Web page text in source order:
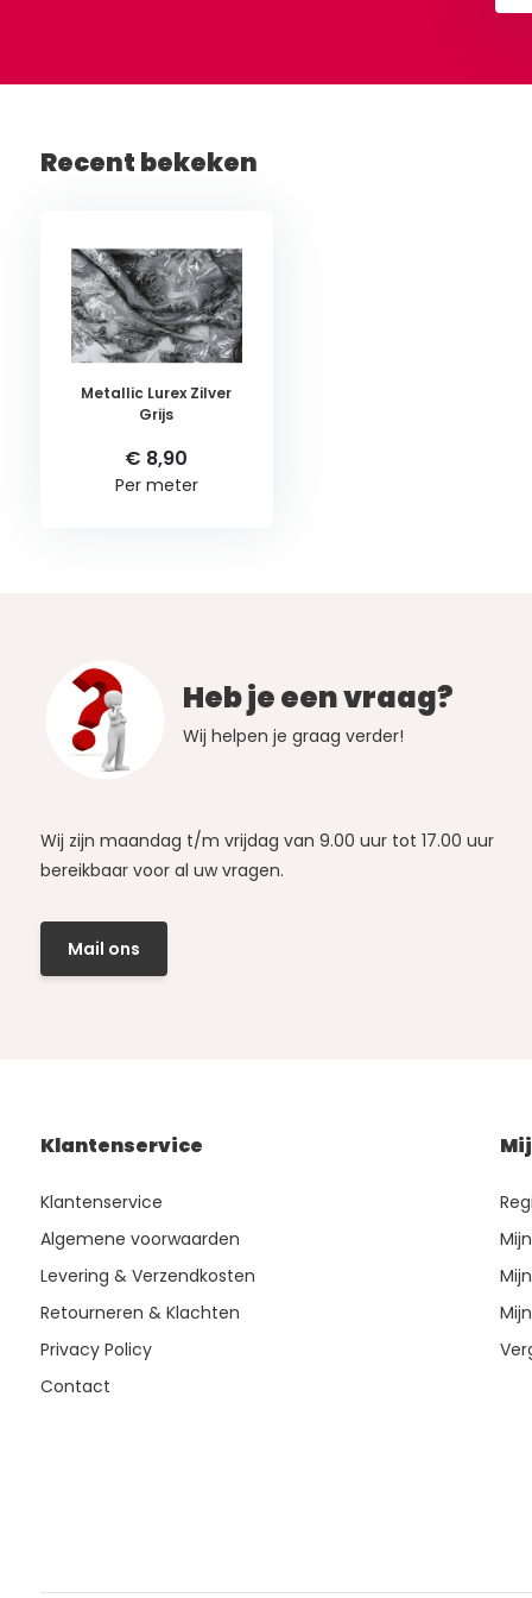
Recent bekeken
Metallic Lurex Zilver
Grijs
€ 8,90
Per meter
Heb je een vraag?
Wij helpen je graag verder!
Wij zijn maandag t/m vrijdag van 9.00 uur tot 17.00 uur
bereikbaar voor al uw vragen.
Mail ons
Klantenservice
Klantenservice
Algemene voorwaarden
Levering & Verzendkosten
Retourneren & Klachten
Privacy Policy
Contact